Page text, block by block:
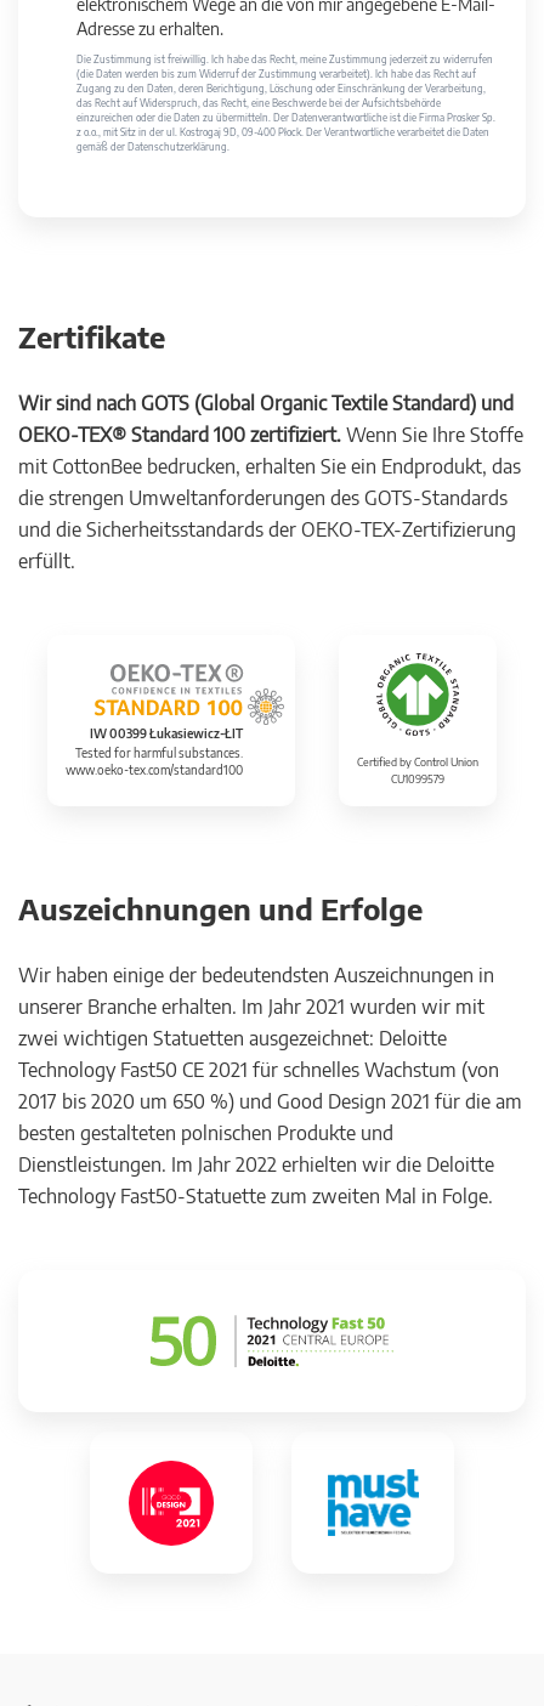
elektronischem Wege an die von mir angegebene E-Mail-
Adresse zu erhalten.
Die Zustimmung ist freiwillig. Ich habe das Recht, meine Zustimmung jederzeit zu widerrufen
(die Daten werden bis zum Widerruf der Zustimmung verarbeitet). Ich habe das Recht auf
Zugang zu den Daten, deren Berichtigung, Löschung oder Einschränkung der Verarbeitung,
das Recht auf Widerspruch, das Recht, eine Beschwerde bei der Aufsichtsbehörde
einzureichen oder die Daten zu übermitteln. Der Datenverantwortliche ist die Firma Prosker Sp.
z o.o., mit Sitz in der ul. Kostrogaj 9D, 09-400 Płock. Der Verantwortliche verarbeitet die Daten
gemäß der Datenschutzerklärung.
Zertifikate
Wir sind nach GOTS (Global Organic Textile Standard) und
OEKO-TEX® Standard 100 zertifiziert. Wenn Sie Ihre Stoffe
mit CottonBee bedrucken, erhalten Sie ein Endprodukt, das
die strengen Umweltanforderungen des GOTS-Standards
und die Sicherheitsstandards der OEKO-TEX-Zertifizierung
erfüllt.
IW 00399 Łukasiewicz-ŁIT
Tested for harmful substances.
www.oeko-tex.com/standard100
Certified by Control Union
CU1099579
Auszeichnungen und Erfolge
Wir haben einige der bedeutendsten Auszeichnungen in
unserer Branche erhalten. Im Jahr 2021 wurden wir mit
zwei wichtigen Statuetten ausgezeichnet: Deloitte
Technology Fast50 CE 2021 für schnelles Wachstum (von
2017 bis 2020 um 650 %) und Good Design 2021 für die am
besten gestalteten polnischen Produkte und
Dienstleistungen. Im Jahr 2022 erhielten wir die Deloitte
Technology Fast50-Statuette zum zweiten Mal in Folge.